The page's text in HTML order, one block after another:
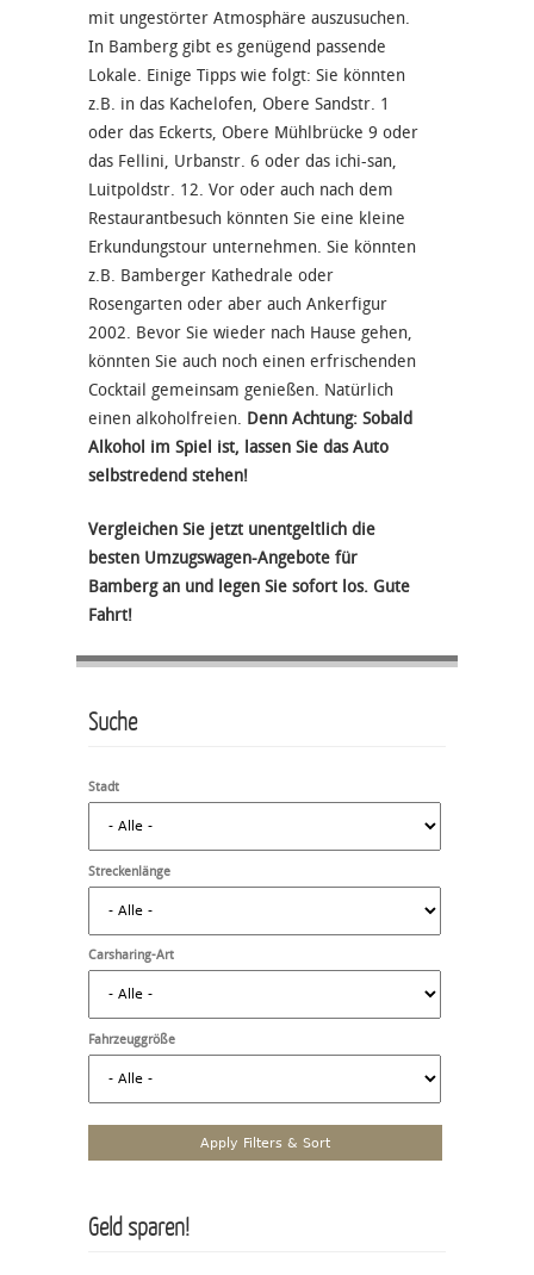
mit ungestörter Atmosphäre auszusuchen.
In Bamberg gibt es genügend passende
Lokale. Einige Tipps wie folgt: Sie könnten
z.B. in das Kachelofen, Obere Sandstr. 1
oder das Eckerts, Obere Mühlbrücke 9 oder
das Fellini, Urbanstr. 6 oder das ichi-san,
Luitpoldstr. 12. Vor oder auch nach dem
Restaurantbesuch könnten Sie eine kleine
Erkundungstour unternehmen. Sie könnten
z.B. Bamberger Kathedrale oder
Rosengarten oder aber auch Ankerfigur
2002. Bevor Sie wieder nach Hause gehen,
könnten Sie auch noch einen erfrischenden
Cocktail gemeinsam genießen. Natürlich
einen alkoholfreien. Denn Achtung: Sobald
Alkohol im Spiel ist, lassen Sie das Auto
selbstredend stehen!
Vergleichen Sie jetzt unentgeltlich die
besten Umzugswagen-Angebote für
Bamberg an und legen Sie sofort los. Gute
Fahrt!
Suche
Stadt
Streckenlänge
Carsharing-Art
Fahrzeuggröße
Geld sparen!